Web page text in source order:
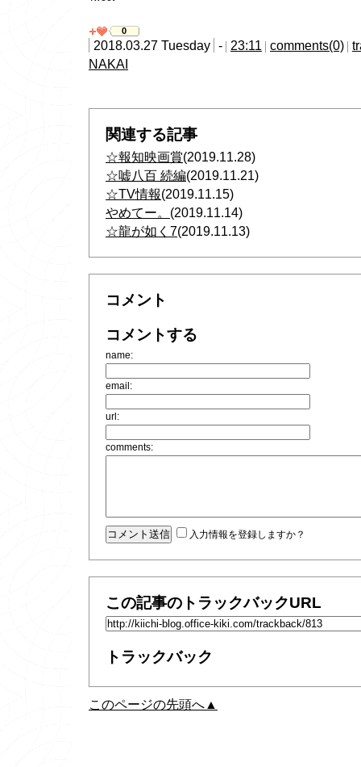
0
2018.03.27 Tuesday - 23:11 comments(0)
NAKAI
関連する記事
☆報知映画賞(2019.11.28)
☆嘘八百 続編(2019.11.21)
☆TV情報(2019.11.15)
やめてー。 (2019.11.14)
☆龍が如く7(2019.11.13)
コメント
コメントする
name:
email:
url:
comments:
入力情報を登録しますか？
この記事のトラックバックURL
トラックバック
このページの先頭へ▲